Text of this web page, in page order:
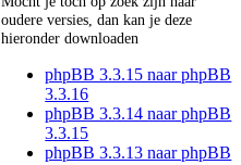
oudere versies, dan kan je deze
hieronder downloaden
phpBB 3.3.15 naar phpBB
3.3.16
phpBB 3.3.14 naar phpBB
3.3.15
phpBB 3.3.13 naar phpBB